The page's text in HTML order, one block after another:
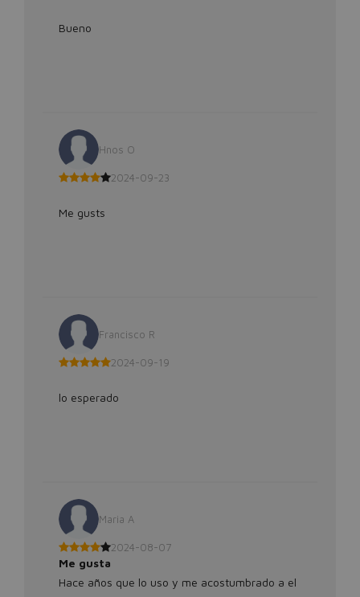
Bueno
Hnos O
2024-09-23
Me gusts
Francisco R
2024-09-19
lo esperado
Maria A
2024-08-07
Me gusta
Hace años que lo uso y me acostumbrado a el